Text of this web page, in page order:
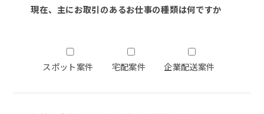
現在、主にお取引のあるお仕事の種類は何ですか
スポット案件 宅配案件 企業配送案件